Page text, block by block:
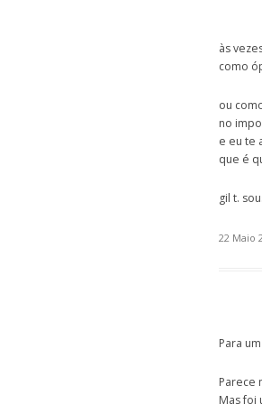
às
como
ou
no
e eu te
que é
gil t.
22 Maio
Para
Parece
Mas foi